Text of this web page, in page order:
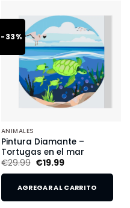
-33%
ANIMALES
Pintura Diamante –
Tortugas en el mar
€29.99 €19.99
AGREGAR AL CARRITO